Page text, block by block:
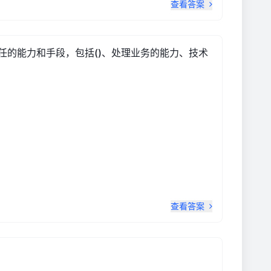
查看答案
的能力和手段，包括()、处理业务的能力、技术
查看答案